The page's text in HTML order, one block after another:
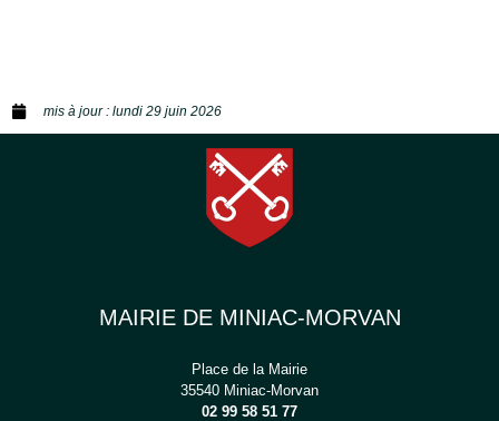
mis à jour : lundi 29 juin 2026
MAIRIE DE MINIAC-MORVAN
Place de la Mairie
35540 Miniac-Morvan
02 99 58 51 77